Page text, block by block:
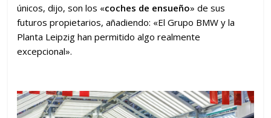
únicos, dijo, son los «coches de ensueño» de sus
futuros propietarios, añadiendo: «El Grupo BMW y la
Planta Leipzig han permitido algo realmente
excepcional».